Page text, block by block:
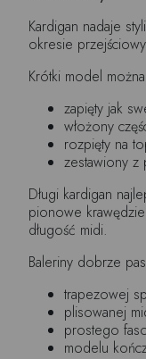
Kardigan nadaje
okresie
Krótki model
zapięty jak
włożony
rozpięty na
zestawiony z
Długi kardigan
pionowe
długość midi.
Baleriny dobrze
trapezowej
plisowanej
prostego
modelu